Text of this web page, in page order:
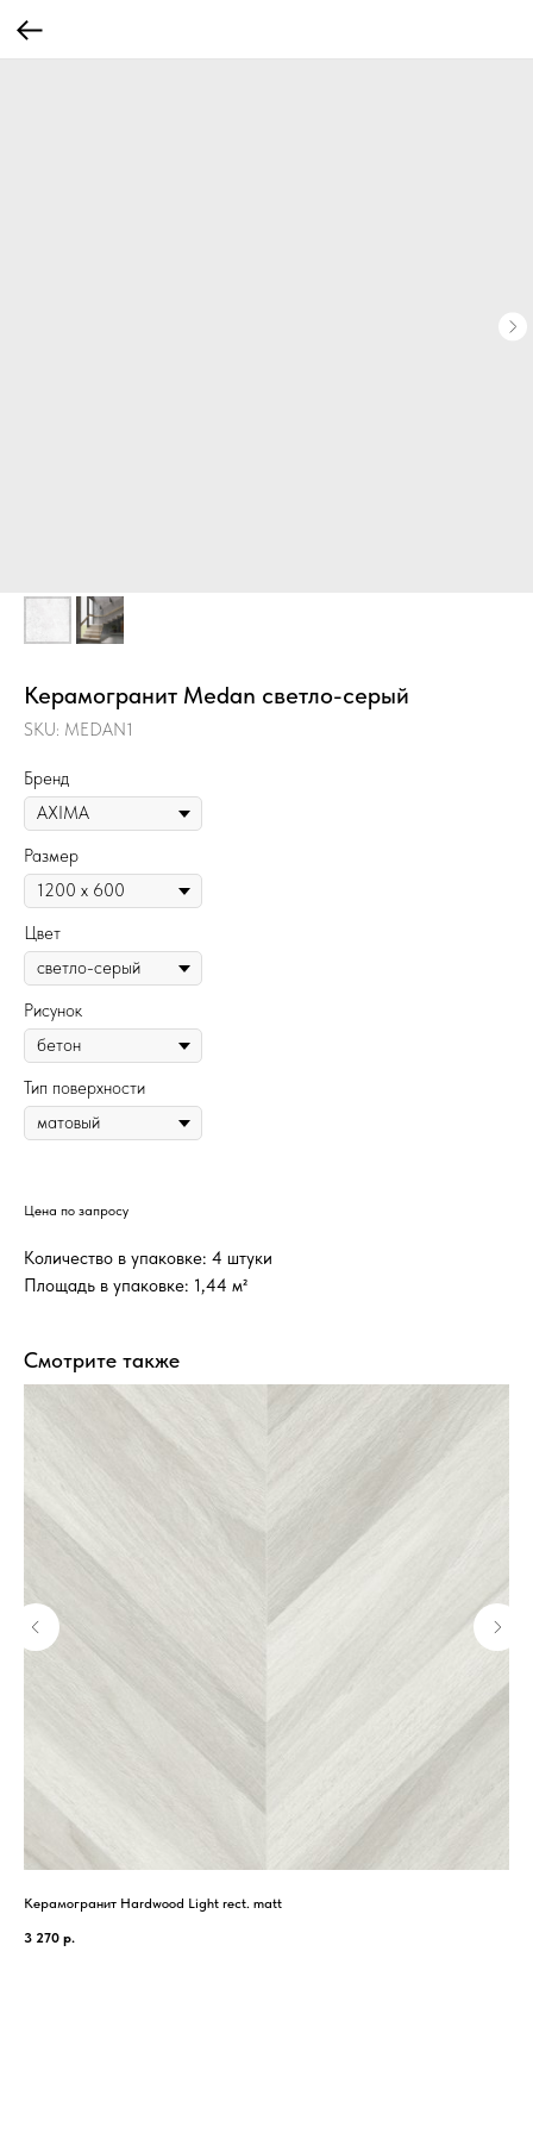
Керамогранит Medan светло-серый
SKU: MEDAN1
Бренд
Размер
Цвет
Рисунок
Тип поверхности
Цена по запросу
Количество в упаковке: 4 штуки
Площадь в упаковке: 1,44 м²
Смотрите также
Керамогранит Hardwood Light rect. matt
3 270 р.